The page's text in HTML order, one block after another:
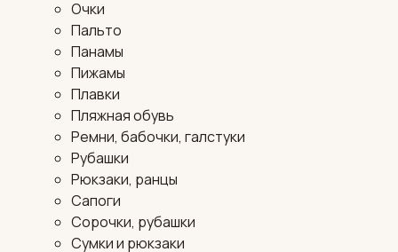
Очки
Пальто
Панамы
Пижамы
Плавки
Пляжная обувь
Ремни, бабочки, галстуки
Рубашки
Рюкзаки, ранцы
Сапоги
Сорочки, рубашки
Сумки и рюкзаки